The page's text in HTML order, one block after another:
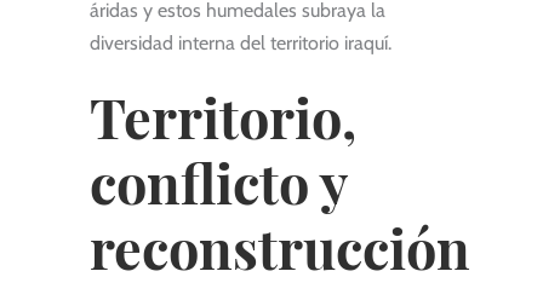
áridas y estos humedales subraya la
diversidad interna del territorio iraquí.
Territorio,
conflicto y
reconstrucción